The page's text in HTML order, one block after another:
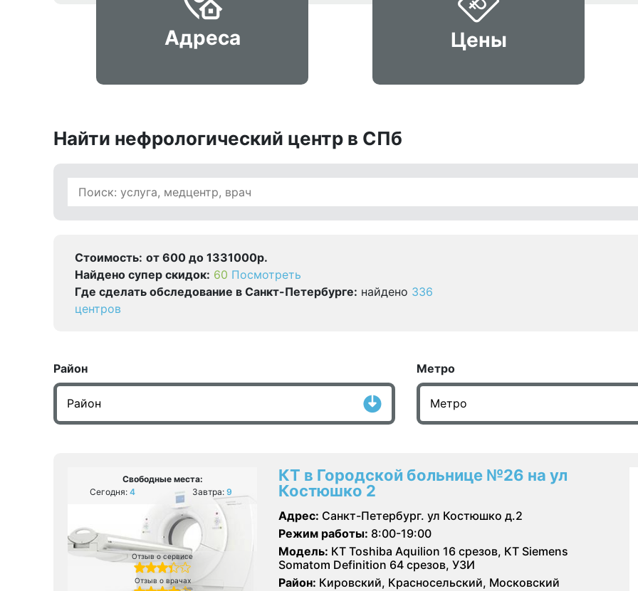
Адреса Цены
Найти нефрологический центр в СПб
Стоимость: от 600 до 1331000р.
Найдено cупер скидок: 60 Посмотреть
Где сделать обследование в Санкт-Петербурге: найдено 336
центров
Район Метро
Свободные места:
Сегодня: 4 Завтра: 9
Отзыв о сервисе
Отзыв о врачах
КТ в Городской больнице №26 на ул
Костюшко 2
Адрес: Санкт-Петербург. ул Костюшко д.2
Режим работы: 8:00-19:00
Модель: КТ Toshiba Aquilion 16 срезов, КТ Siemens
Somatom Definition 64 срезов, УЗИ
Район: Кировский, Красносельский, Московский